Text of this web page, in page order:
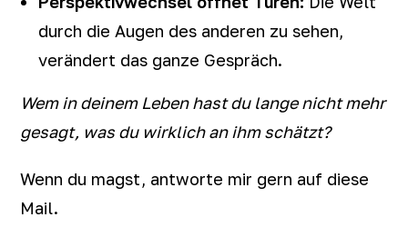
durch die Augen des anderen zu sehen,
verändert das ganze Gespräch.
Wem in deinem Leben hast du lange nicht mehr
gesagt, was du wirklich an ihm schätzt?
Wenn du magst, antworte mir gern auf diese
Mail.